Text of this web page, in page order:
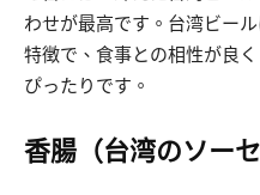
わせが最高です。台湾ビー
特徴で、食事との相性が良
ぴったりです。
香腸（台湾のソーセ